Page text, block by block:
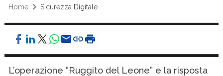
Home Sicurezza Digitale
L’operazione “Ruggito del Leone” e la risposta